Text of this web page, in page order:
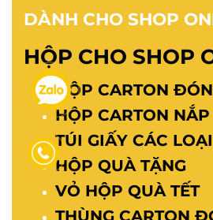
DÀNH CHO SHOP
HỘP CHO SHOP
HỘP CARTON
HỘP CARTON NẮP
TÚI GIẤY CÁC LOẠI
HỘP QUÀ TẶNG
VỎ HỘP QUÀ TẾT
THÙNG CARTON